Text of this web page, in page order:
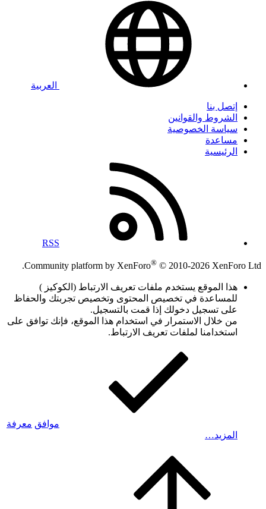
العربية
إتصل بنا
الشروط والقوانين
سياسة الخصوصية
مساعدة
الرئيسية
RSS
Community platform by XenForo® © 2010-2026 XenForo Ltd.
هذا الموقع يستخدم ملفات تعريف الارتباط (الكوكيز )
للمساعدة في تخصيص المحتوى وتخصيص تجربتك والحفاظ
على تسجيل دخولك إذا قمت بالتسجيل.
من خلال الاستمرار في استخدام هذا الموقع، فإنك توافق على
استخدامنا لملفات تعريف الارتباط.
موافق معرفة
المزيد…